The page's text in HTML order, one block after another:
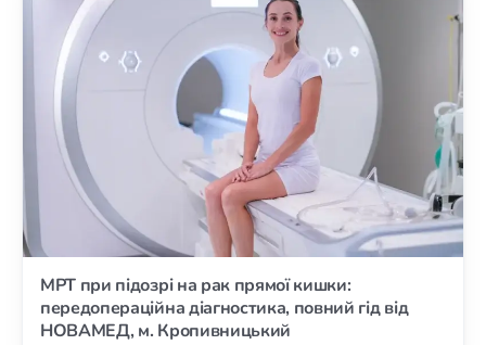
МРТ при підозрі на рак прямої кишки:
передопераційна діагностика, повний гід від
НОВАМЕД, м. Кропивницький